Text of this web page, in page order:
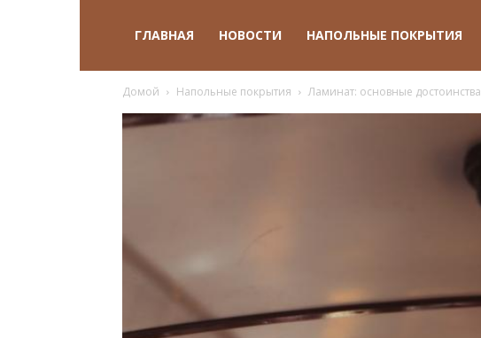
ГЛАВНАЯ НОВОСТИ НАПОЛЬНЫЕ ПОКРЫТИЯ
Домой Напольные покрытия Ламинат: основные достоинства